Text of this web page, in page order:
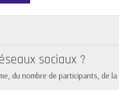
sociaux ?
du nombre de participants,